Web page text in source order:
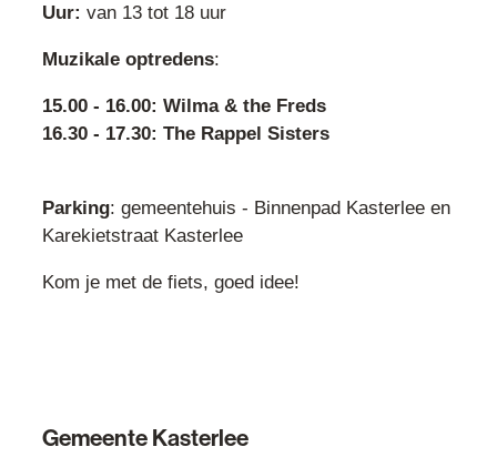
Uur: van 13 tot 18 uur
Muzikale optredens:
15.00 - 16.00: Wilma & the Freds
16.30 - 17.30: The Rappel Sisters
Parking: gemeentehuis - Binnenpad Kasterlee en
Karekietstraat Kasterlee
Kom je met de fiets, goed idee!
Gemeente Kasterlee